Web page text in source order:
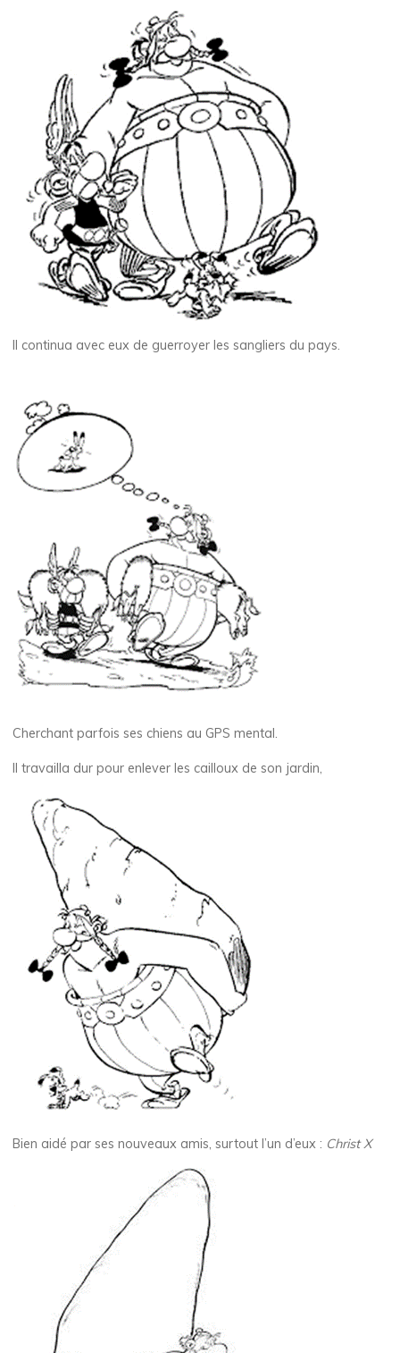
Il continua avec eux de guerroyer les sangliers du pays.
Cherchant parfois ses chiens au GPS mental.
Il travailla dur pour enlever les cailloux de son jardin,
Bien aidé par ses nouveaux amis, surtout l’un d’eux : Christ X